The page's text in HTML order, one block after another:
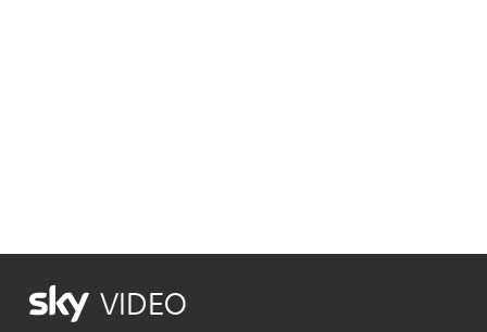
VIDEO